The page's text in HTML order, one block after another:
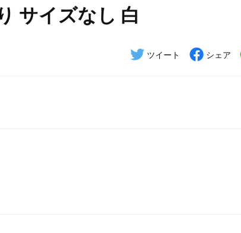
ものづくり 日本の暮らし
サイズなし 白
ツイート シェア